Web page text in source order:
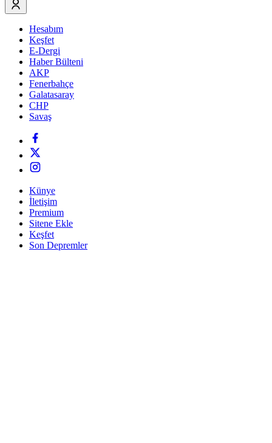
Hesabım
Keşfet
E-Dergi
Haber Bülteni
AKP
Fenerbahçe
Galatasaray
CHP
Savaş
Künye
İletişim
Premium
Sitene Ekle
Keşfet
Son Depremler